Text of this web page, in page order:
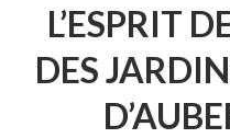
L’ESPRIT
DES